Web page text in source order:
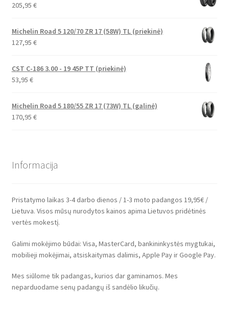
205,95 €
Michelin Road 5 120/70 ZR 17 (58W) TL (priekinė)
127,95 €
CST C-186 3.00 - 19 45P TT (priekinė)
53,95 €
Michelin Road 5 180/55 ZR 17 (73W) TL (galinė)
170,95 €
Informacija
Pristatymo laikas 3-4 darbo dienos / 1-3 moto padangos 19,95€ /
Lietuva. Visos mūsų nurodytos kainos apima Lietuvos pridėtinės
vertės mokestį.
Galimi mokėjimo būdai: Visa, MasterCard, bankininkystės mygtukai,
mobilieji mokėjimai, atsiskaitymas dalimis, Apple Pay ir Google Pay.
Mes siūlome tik padangas, kurios dar gaminamos. Mes
neparduodame senų padangų iš sandėlio likučių.